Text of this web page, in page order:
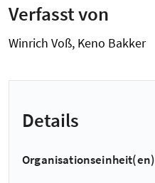
Verfasst von
Winrich Voß, Keno Bakker
Details
Organisationseinheit(en)